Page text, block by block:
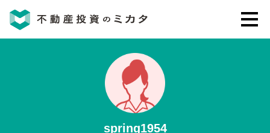
不動産投資のミカタとは
spring1954